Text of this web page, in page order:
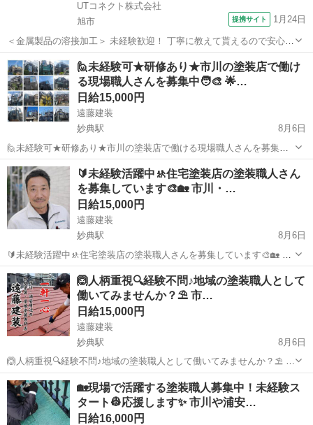
UTコネクト株式会社
旭市
提携サイト 1月24日
＜金属製品の溶接加工＞ 未経験歓迎！ 丁寧に教えて貰えるので安心！
一生ものの専門スキルも身につけられます☆ 具体的には… ◆鉄鋼ロー
ルの表面を削る ◆溶接作業 ◆機械加工での補修 顧客先により作業が
変わるので飽きずにお...
千葉 旭市 大工
🙋未経験可★研修あり★市川の塗装店で働け
る現場職人さんを募集中🧑‍🎨 🌟…
日給15,000円
遠藤建装
妙典駅
8月6日
🙋未経験可★研修あり★市川の塗装店で働ける現場職人さんを募集中
🧑‍🎨 🌟⭐✨遠藤建装の塗装職人として千葉や東京で現場仕事をしてみ
ませんか？✨⭐🌟 研修👷やサポート🧑‍🤝‍🧑があるので、未経験でも不
安なく働けます😊🌈🌞...
千葉 市川市 妙典駅 建築
🔰未経験活躍中🚸住宅塗装店の塗装職人さん
を募集しています🎨🏡 市川・…
日給15,000円
遠藤建装
妙典駅
8月6日
🔰未経験活躍中🚸住宅塗装店の塗装職人さんを募集しています🎨🏡 市
川・浦安周辺を中心に千葉・東京の住宅塗装を行う遠藤建装です😀 当
店では塗装職人👷🎨を只今緊急募集中📢 やり甲斐のある塗装現場のお
仕事を始めてみませ...
千葉 市川市 妙典駅 建築
🙆人柄重視🔍経験不問♪地域の塗装職人として
働いてみませんか？⛱️ 市…
日給15,000円
遠藤建装
妙典駅
8月6日
🙆人柄重視🔍経験不問♪地域の塗装職人として働いてみませんか？⛱️ 市
川に拠点を持つ塗装会社、遠藤建装です🌞🙇 当社では業務拡大につ
き、塗装現場の新メンバーを募集🌟🎵 塗装職人経験がある方🦸、未経
験の方🙋どち...
千葉 市川市 妙典駅 建築
🏡現場で活躍する塗装職人募集中！未経験ス
タート👷応援します✨ 市川や浦安…
日給16,000円